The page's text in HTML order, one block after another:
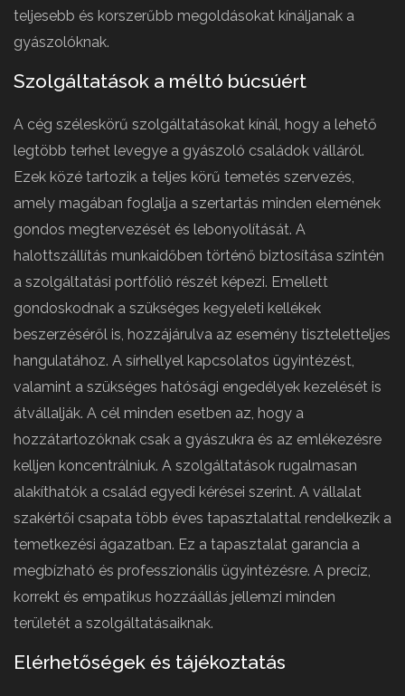
teljesebb és korszerűbb megoldásokat kínáljanak a
gyászolóknak.
Szolgáltatások a méltó búcsúért
A cég széleskörű szolgáltatásokat kínál, hogy a lehető
legtöbb terhet levegye a gyászoló családok válláról.
Ezek közé tartozik a teljes körű temetés szervezés,
amely magában foglalja a szertartás minden elemének
gondos megtervezését és lebonyolítását. A
halottszállítás munkaidőben történő biztosítása szintén
a szolgáltatási portfólió részét képezi. Emellett
gondoskodnak a szükséges kegyeleti kellékek
beszerzéséről is, hozzájárulva az esemény tiszteletteljes
hangulatához. A sírhellyel kapcsolatos ügyintézést,
valamint a szükséges hatósági engedélyek kezelését is
átvállalják. A cél minden esetben az, hogy a
hozzátartozóknak csak a gyászukra és az emlékezésre
kelljen koncentrálniuk. A szolgáltatások rugalmasan
alakíthatók a család egyedi kérései szerint. A vállalat
szakértői csapata több éves tapasztalattal rendelkezik a
temetkezési ágazatban. Ez a tapasztalat garancia a
megbízható és professzionális ügyintézésre. A precíz,
korrekt és empatikus hozzáállás jellemzi minden
területét a szolgáltatásaiknak.
Elérhetőségek és tájékoztatás